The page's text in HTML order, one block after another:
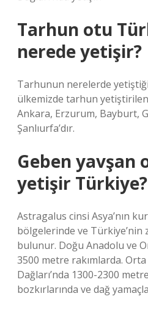
Tarhun otu
nerede yetişir?
Tarhunun nerelerde
ülkemizde tarhun
Ankara, Erzurum, Bayburt,
Şanlıurfa’dır.
Geben yavşan
yetişir Türkiye?
Astragalus cinsi Asya’nın
bölgelerinde ve Türkiye’nin
bulunur. Doğu Anadolu ve
3500 metre rakımlarda.
Dağları’nda 1300-2300
bozkırlarında ve dağ